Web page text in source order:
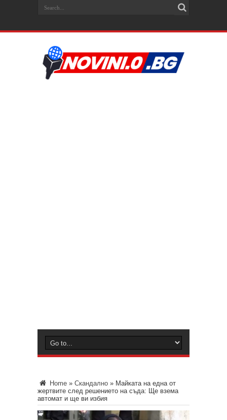
Home » Скандално » Майката на една от
жертвите след решението на съда: Ще взема
автомат и ще ви избия